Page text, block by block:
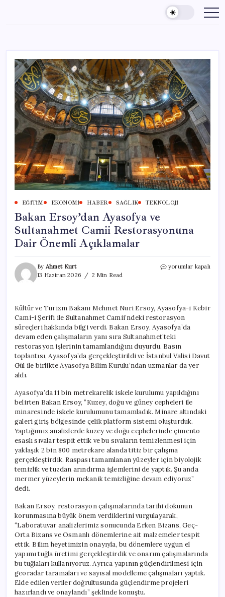
content
EĞITIM EKONOMI HABER SAĞLIK TEKNOLOJI
Bakan Ersoy’dan Ayasofya ve
Sultanahmet Camii Restorasyonuna
Dair Önemli Açıklamalar
By Ahmet Kurt
13 Haziran 2026
2 Min Read
Bakan
Camii
Restorasyonuna
Dair
Önemli
için
yorumlar kapalı
Kültür ve Turizm Bakanı Mehmet Nuri Ersoy, Ayasofya-i Kebir
Cami-i Şerifi ile Sultanahmet Camii’ndeki restorasyon
süreçleri hakkında bilgi verdi. Bakan Ersoy, Ayasofya’da
devam eden çalışmaların yanı sıra Sultanahmet’teki
restorasyon işlerinin tamamlandığını duyurdu. Basın
toplantısı, Ayasofya’da gerçekleştirildi ve İstanbul Valisi Davut
Gül ile birlikte Ayasofya Bilim Kurulu’ndan uzmanlar da yer
aldı.
Ayasofya’da 11 bin metrekarelik iskele kurulumu yapıldığını
belirten Bakan Ersoy, “Kuzey, doğu ve güney cepheleri ile
minaresinde iskele kurulumunu tamamladık. Minare altındaki
galeri giriş bölgesinde çelik platform sistemi oluşturduk.
Yaptığımız analizlerde kuzey ve doğu cephelerinde çimento
esaslı sıvalar tespit ettik ve bu sıvaların temizlenmesi için
yaklaşık 2 bin 800 metrekare alanda titiz bir çalışma
gerçekleştirdik. Raspası tamamlanan yüzeyler için biyolojik
temizlik ve tuzdan arındırma işlemlerini de yaptık. Şu anda
mermer yüzeylerin mekanik temizliğine devam ediyoruz”
dedi.
Bakan Ersoy, restorasyon çalışmalarında tarihi dokunun
korunmasına büyük önem verdiklerini vurgulayarak,
“Laboratuvar analizlerimiz sonucunda Erken Bizans, Geç-
Orta Bizans ve Osmanlı dönemlerine ait malzemeler tespit
ettik. Bilim heyetimizin onayıyla, bu dönemlere uygun el
yapımı tuğla üretimi gerçekleştirdik ve onarım çalışmalarında
bu tuğlaları kullanıyoruz. Ayrıca yapının güçlendirilmesi için
georadar taramaları ve sayısal modelleme çalışmaları yaptık.
Elde edilen veriler doğrultusunda güçlendirme projeleri
hazırlandı ve onaylandı” şeklinde konuştu.